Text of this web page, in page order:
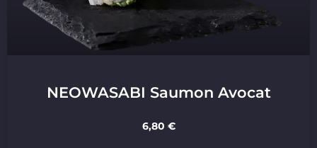
NEOWASABI Saumon Avocat
6,80 €